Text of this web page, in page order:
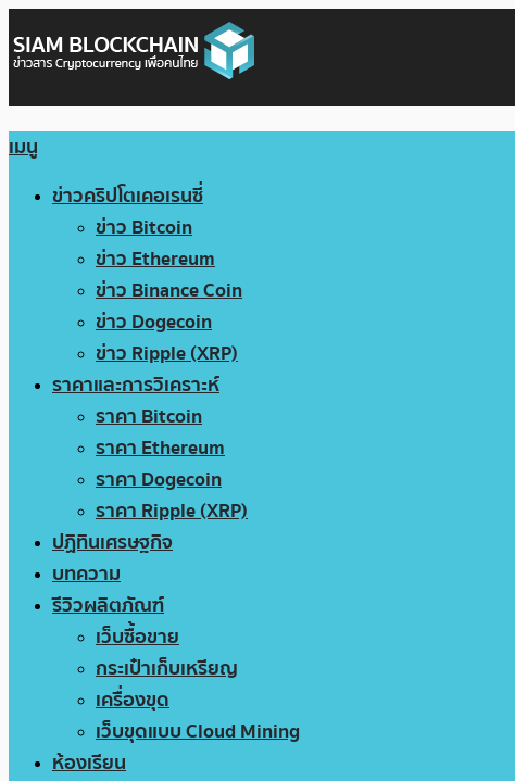
เมนู
ข่าวคริปโตเคอเรนซี่
ข่าว Bitcoin
ข่าว Ethereum
ข่าว Binance Coin
ข่าว Dogecoin
ข่าว Ripple (XRP)
ราคาและการวิเคราะห์
ราคา Bitcoin
ราคา Ethereum
ราคา Dogecoin
ราคา Ripple (XRP)
ปฏิทินเศรษฐกิจ
บทความ
รีวิวผลิตภัณฑ์
เว็บซื้อขาย
กระเป๋าเก็บเหรียญ
เครื่องขุด
เว็บขุดแบบ Cloud Mining
ห้องเรียน